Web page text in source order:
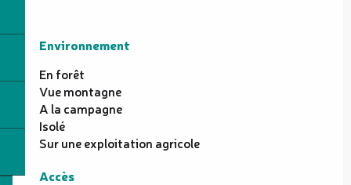
Environnement
Environnement
En forêt
Vue montagne
A la campagne
Isolé
Sur une exploitation agricole
Accès
Accès